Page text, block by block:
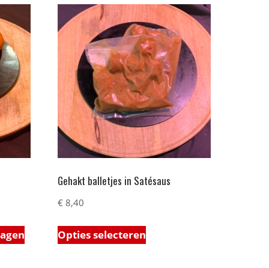
Gehakt balletjes in Satésaus
€8,40
Opties selecteren